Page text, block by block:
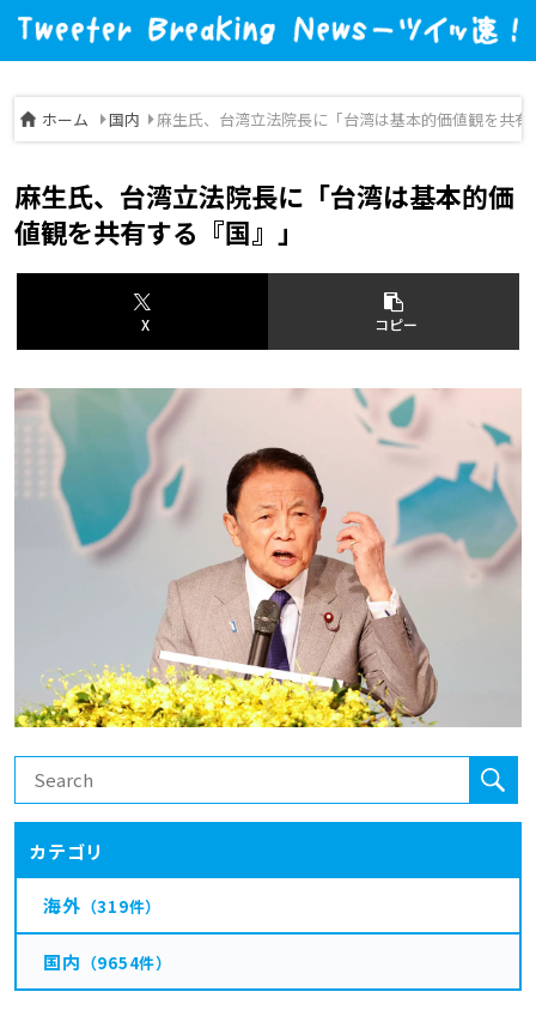
ホーム 国内 麻生氏、台湾立法院長に「台湾は基本的価値観を共有
麻生氏、台湾立法院長に「台湾は基本的価
値観を共有する『国』」
X コピー
カテゴリ
海外 （319件）
国内 （9654件）